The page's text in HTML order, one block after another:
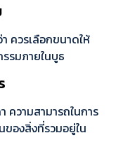
ควรเลือกขนาดให้
รมภายในบูธ
ความสามารถในการ
ของสิ่งที่รวมอยู่ใน